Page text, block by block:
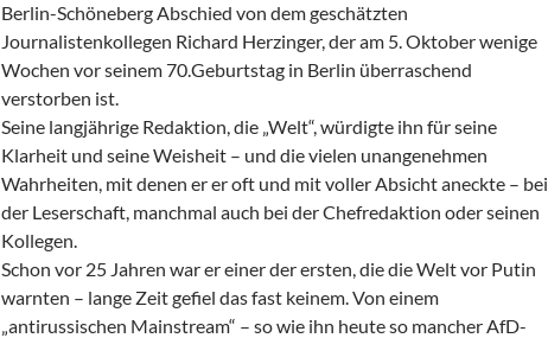
Berlin-Schöneberg Abschied von dem geschätzten
Journalistenkollegen Richard Herzinger, der am 5. Oktober wenige
Wochen vor seinem 70.Geburtstag in Berlin überraschend
verstorben ist.
Seine langjährige Redaktion, die „Welt“, würdigte ihn für seine
Klarheit und seine Weisheit – und die vielen unangenehmen
Wahrheiten, mit denen er er oft und mit voller Absicht aneckte – bei
der Leserschaft, manchmal auch bei der Chefredaktion oder seinen
Kollegen.
Schon vor 25 Jahren war er einer der ersten, die die Welt vor Putin
warnten – lange Zeit gefiel das fast keinem. Von einem
„antirussischen Mainstream“ – so wie ihn heute so mancher AfD-